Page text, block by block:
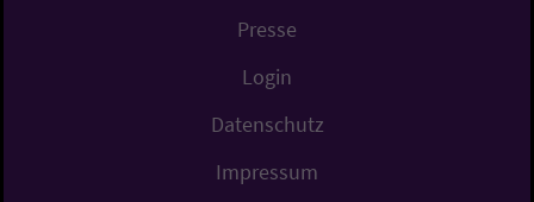
Presse
Login
Datenschutz
Impressum